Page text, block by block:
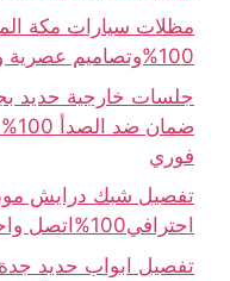
مظلات سيارات مكة
100%وتصاميم عصرية و حماية كاملة لسيارتك
جلسات خارجية حديد
فوري
تفصيل شبك درايش
احترافي100%اتصل واحصل على18%خصم فوري
تفصيل ابواب حديد